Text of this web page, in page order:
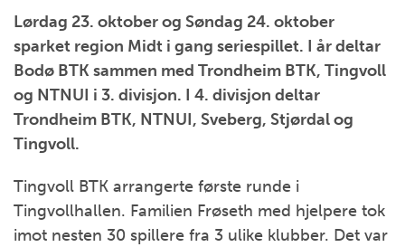
Lørdag 23. oktober og Søndag 24. oktober
sparket region Midt i gang seriespillet. I år deltar
Bodø BTK sammen med Trondheim BTK, Tingvoll
og NTNUI i 3. divisjon. I 4. divisjon deltar
Trondheim BTK, NTNUI, Sveberg, Stjørdal og
Tingvoll.
Tingvoll BTK arrangerte første runde i
Tingvollhallen. Familien Frøseth med hjelpere tok
imot nesten 30 spillere fra 3 ulike klubber. Det var